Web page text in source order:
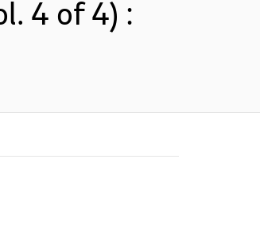
4 of 4) :